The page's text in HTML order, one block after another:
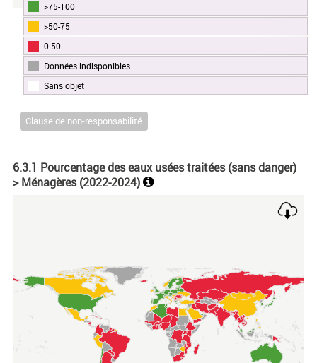
End of interactive chart.
Clause de non-responsabilité
>75-100
>50-75
0-50
Données indisponibles
Sans objet
6.3.1 Pourcentage des eaux usées traitées (sans danger)
> Ménagères (2022-2024)